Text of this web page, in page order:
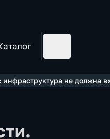
не должна